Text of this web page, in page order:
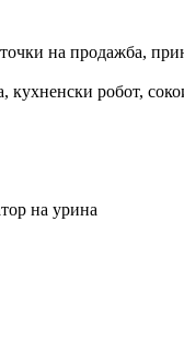
на продажба,
робот,
на урина